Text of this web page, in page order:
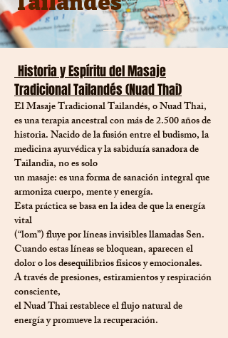
Historia y Espíritu del Masaje
Tradicional Tailandés (Nuad Thai)
El Masaje Tradicional Tailandés, o Nuad Thai,
es una terapia ancestral con más de 2.500 años de
historia. Nacido de la fusión entre el budismo, la
medicina ayurvédica y la sabiduría sanadora de
Tailandia, no es solo
un masaje: es una forma de sanación integral que
armoniza cuerpo, mente y energía.
Esta práctica se basa en la idea de que la energía
vital
(“lom”) fluye por líneas invisibles llamadas Sen.
Cuando estas líneas se bloquean, aparecen el
dolor o los desequilibrios físicos y emocionales.
A través de presiones, estiramientos y respiración
consciente,
el Nuad Thai restablece el flujo natural de
energía y promueve la recuperación.